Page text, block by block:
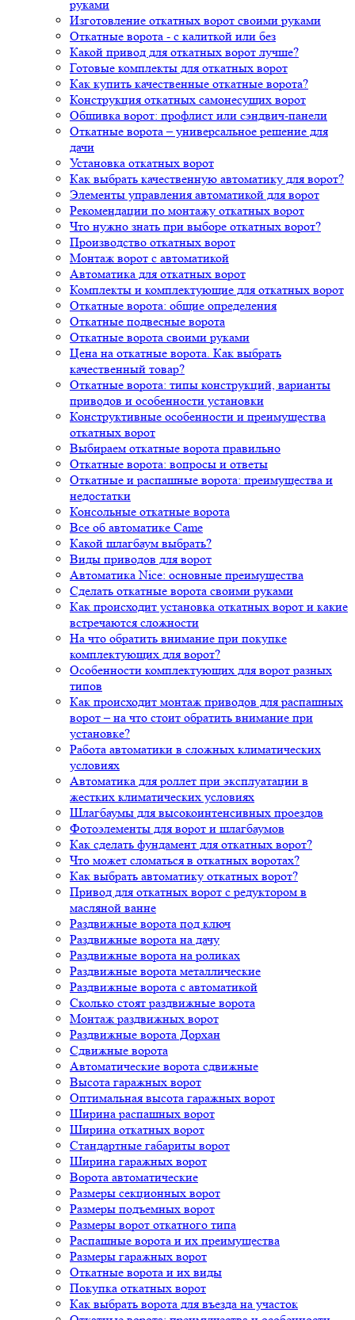
руками
Изготовление откатных ворот своими руками
Откатные ворота - с калиткой или без
Какой привод для откатных ворот лучше?
Готовые комплекты для откатных ворот
Как купить качественные откатные ворота?
Конструкция откатных самонесущих ворот
Обшивка ворот: профлист или сэндвич-панели
Откатные ворота – универсальное решение для
дачи
Установка откатных ворот
Как выбрать качественную автоматику для ворот?
Элементы управления автоматикой для ворот
Рекомендации по монтажу откатных ворот
Что нужно знать при выборе откатных ворот?
Производство откатных ворот
Монтаж ворот с автоматикой
Автоматика для откатных ворот
Комплекты и комплектующие для откатных ворот
Откатные ворота: общие определения
Откатные подвесные ворота
Откатные ворота своими руками
Цена на откатные ворота. Как выбрать
качественный товар?
Откатные ворота: типы конструкций, варианты
приводов и особенности установки
Конструктивные особенности и преимущества
откатных ворот
Выбираем откатные ворота правильно
Откатные ворота: вопросы и ответы
Откатные и распашные ворота: преимущества и
недостатки
Консольные откатные ворота
Все об автоматике Came
Какой шлагбаум выбрать?
Виды приводов для ворот
Автоматика Nice: основные преимущества
Сделать откатные ворота своими руками
Как происходит установка откатных ворот и какие
встречаются сложности
На что обратить внимание при покупке
комплектующих для ворот?
Особенности комплектующих для ворот разных
типов
Как происходит монтаж приводов для распашных
ворот – на что стоит обратить внимание при
установке?
Работа автоматики в сложных климатических
условиях
Автоматика для роллет при эксплуатации в
жестких климатических условиях
Шлагбаумы для высокоинтенсивных проездов
Фотоэлементы для ворот и шлагбаумов
Как сделать фундамент для откатных ворот?
Что может сломаться в откатных воротах?
Как выбрать автоматику откатных ворот?
Привод для откатных ворот с редуктором в
масляной ванне
Раздвижные ворота под ключ
Раздвижные ворота на дачу
Раздвижные ворота на роликах
Раздвижные ворота металлические
Раздвижные ворота с автоматикой
Сколько стоят раздвижные ворота
Монтаж раздвижных ворот
Раздвижные ворота Дорхан
Сдвижные ворота
Автоматические ворота сдвижные
Высота гаражных ворот
Оптимальная высота гаражных ворот
Ширина распашных ворот
Ширина откатных ворот
Стандартные габариты ворот
Ширина гаражных ворот
Ворота автоматические
Размеры секционных ворот
Размеры подъемных ворот
Размеры ворот откатного типа
Распашные ворота и их преимущества
Размеры гаражных ворот
Откатные ворота и их виды
Покупка откатных ворот
Как выбрать ворота для въезда на участок